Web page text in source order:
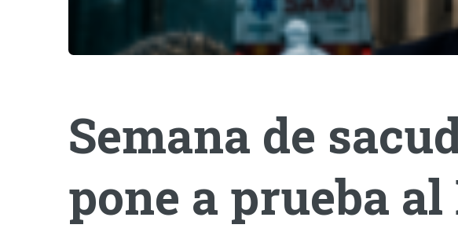
Semana de
pone a prueba